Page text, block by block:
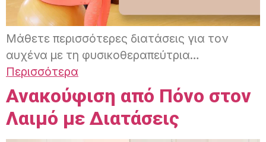
Μάθετε περισσότερες διατάσεις για τον
αυχένα με τη φυσικοθεραπεύτρια…
Περισσότερα
Ανακούφιση από Πόνο στον
Λαιμό με Διατάσεις